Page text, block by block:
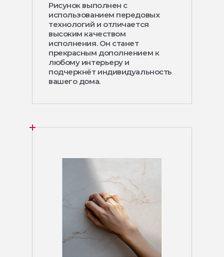
Рисунок выполнен с
использованием передовых
технологий и отличается
высоким качеством
исполнения. Он станет
прекрасным дополнением к
любому интерьеру и
подчеркнёт индивидуальность
вашего дома.